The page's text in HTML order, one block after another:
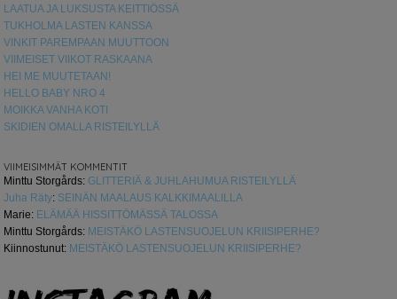
LAATUA JA LUKSUSTA KEITTIÖSSÄ
TUKHOLMA LASTEN KANSSA
VINKIT PAREMPAAN MUUTTOON
VIIMEISET VIIKOT RASKAANA
HEI ME MUUTETAAN!
HELLO BABY NRO 4
MOIKKA VANHA KOTI
SKIDIEN OMALLA RISTEILYLLÄ
VIIMEISIMMÄT KOMMENTIT
Minttu Storgårds: GLITTERIÄ & JUHLAHUMUA RISTEILYLLÄ
Juha Räty: SEINÄN MAALAUS KALKKIMAALILLA
Marie: ELÄMÄÄ HISSITTÖMÄSSÄ TALOSSA
Minttu Storgårds: MEISTÄKÖ LASTENSUOJELUN KRIISIPERHE?
Kiinnostunut: MEISTÄKÖ LASTENSUOJELUN KRIISIPERHE?